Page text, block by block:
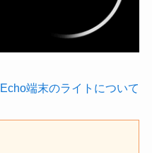
Echo端末のライトについて